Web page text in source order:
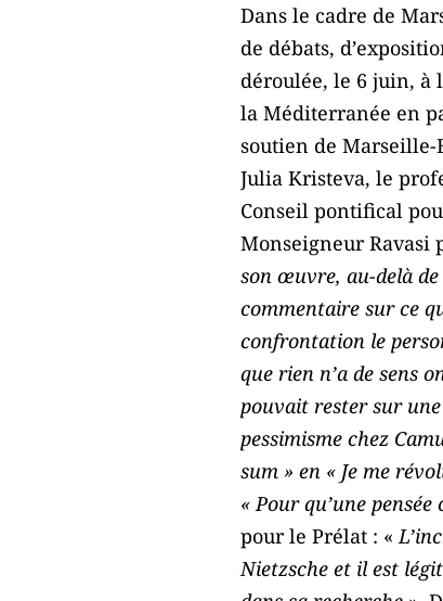
Dans le cadre de
de débats,
déroulée, le 6 juin, à
la Méditerranée en
soutien de Marseille-
Julia Kristeva, le
Conseil pontifical
Monseigneur Ravasi
son œuvre, au-delà de
commentaire sur ce
confrontation le
que rien n’a de sens
pouvait rester sur
pessimisme chez
sum » en « Je me
« Pour qu’une
pour le Prélat : «
Nietzsche et il est